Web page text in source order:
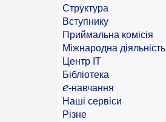
Структура
Вступнику
Приймальна комісія
Міжнародна діяльність
Центр ІТ
Бібліотека
e-навчання
Наші сервіси
Різне